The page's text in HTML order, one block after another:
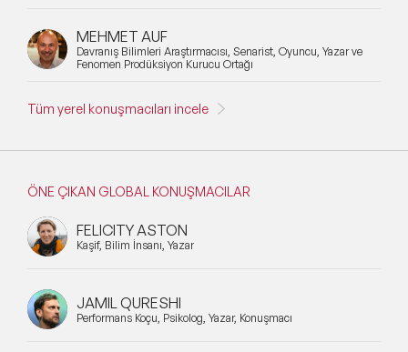
MEHMET AUF
Davranış Bilimleri Araştırmacısı, Senarist, Oyuncu, Yazar ve
Fenomen Prodüksiyon Kurucu Ortağı
Tüm yerel konuşmacıları incele
ÖNE ÇIKAN GLOBAL KONUŞMACILAR
FELICITY ASTON
Kaşif, Bilim İnsanı, Yazar
JAMIL QURESHI
Performans Koçu, Psikolog, Yazar, Konuşmacı